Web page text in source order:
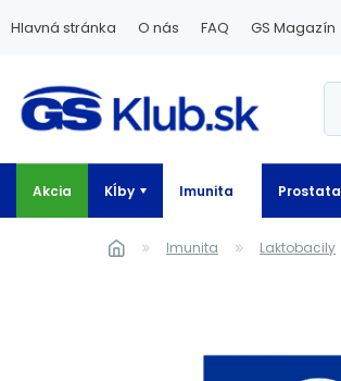
Hlavná stránka O nás FAQ GS Magazín
Akcia Kĺby Imunita Prostata
Imunita Laktobacily